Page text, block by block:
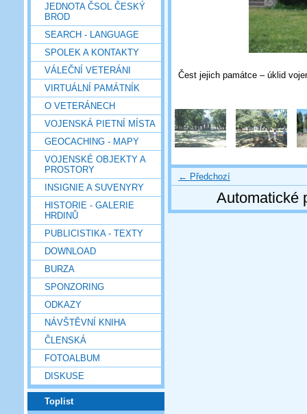
JEDNOTA ČSOL ČESKÝ
BROD
SEARCH - LANGUAGE
SPOLEK A KONTAKTY
VÁLEČNÍ VETERÁNI
VIRTUÁLNÍ PAMÁTNÍK
O VETERÁNECH
VOJENSKÁ PIETNÍ MÍSTA
GEOCACHING - MAPY
VOJENSKÉ OBJEKTY A
PROSTORY
INSIGNIE A SUVENYRY
HISTORIE - GALERIE
HRDINŮ
PUBLICISTIKA - TEXTY
DOWNLOAD
BURZA
SPONZORING
ODKAZY
NÁVŠTĚVNÍ KNIHA
ČLENSKÁ
FOTOALBUM
DISKUSE
Toplist
Čest jejich památce – úklid
← Předchozí
Automatické